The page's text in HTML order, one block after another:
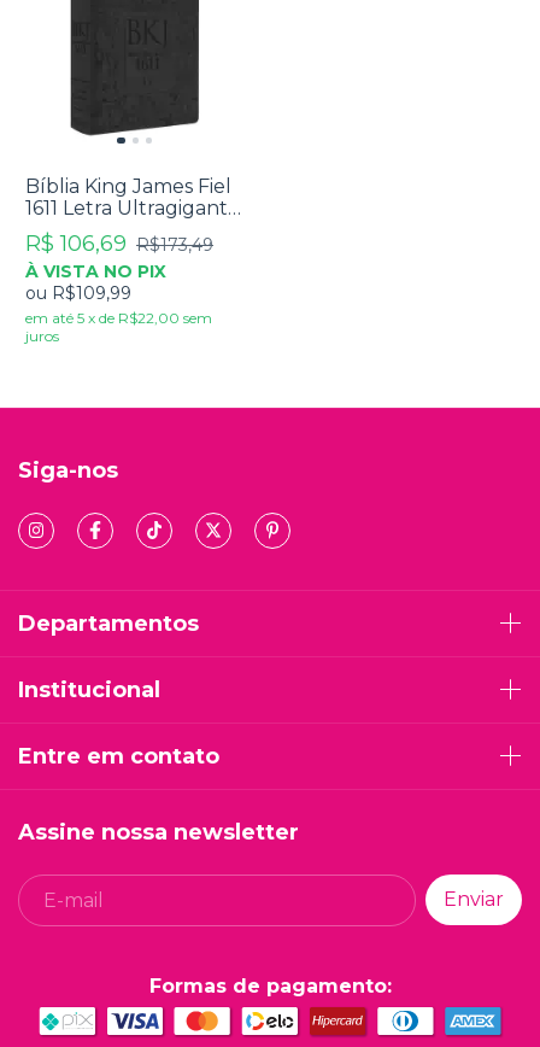
Bíblia King James Fiel
1611 Letra Ultragigante
Luxo Preta
R$ 106,69 R$173,49
À VISTA NO PIX
ou R$109,99
em até 5 x de R$22,00 sem
juros
Siga-nos
Departamentos
Institucional
Entre em contato
Assine nossa newsletter
Formas de pagamento: